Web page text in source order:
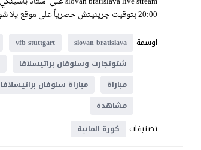
20:00 بتوقيت جرينيتش حصرياً على موقع يلا شوت فيديو.
اوسمة
slovan bratislava
vfb stuttgart
شتوتجارت وسلوفان براتيسلافا
مباراة
مباراة سلوفان براتيسلافا
مشاهدة
تصنيفات كورة المانية